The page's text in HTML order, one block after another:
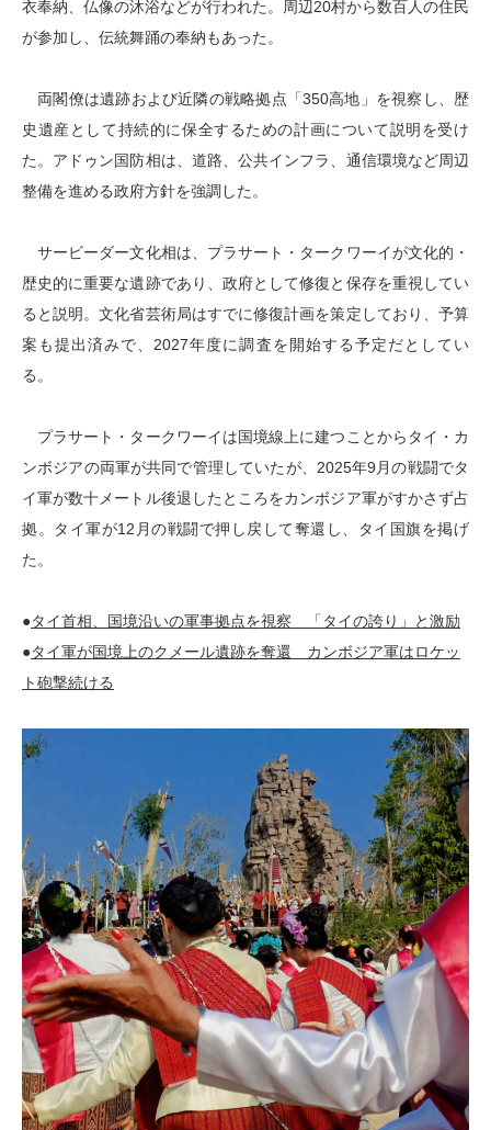
衣奉納、仏像の沐浴などが行われた。周辺20村から数百人の住民
が参加し、伝統舞踊の奉納もあった。
両閣僚は遺跡および近隣の戦略拠点「350高地」を視察し、歴
史遺産として持続的に保全するための計画について説明を受け
た。アドゥン国防相は、道路、公共インフラ、通信環境など周辺
整備を進める政府方針を強調した。
サービーダー文化相は、プラサート・タークワーイが文化的・
歴史的に重要な遺跡であり、政府として修復と保存を重視してい
ると説明。文化省芸術局はすでに修復計画を策定しており、予算
案も提出済みで、2027年度に調査を開始する予定だとしてい
る。
プラサート・タークワーイは国境線上に建つことからタイ・カ
ンボジアの両軍が共同で管理していたが、2025年9月の戦闘でタ
イ軍が数十メートル後退したところをカンボジア軍がすかさず占
拠。タイ軍が12月の戦闘で押し戻して奪還し、タイ国旗を掲げ
た。
●タイ首相、国境沿いの軍事拠点を視察 「タイの誇り」と激励
●タイ軍が国境上のクメール遺跡を奪還 カンボジア軍はロケッ
ト砲撃続ける